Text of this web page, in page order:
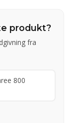
produkt?
fra
800